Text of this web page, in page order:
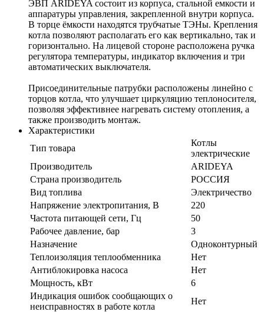
ЭВП ARIDEYA состоит из корпуса, стальной емкости и
аппаратуры управления, закрепленной внутри корпуса.
В торце ёмкости находятся трубчатые ТЭНы. Крепления
котла позволяют располагать его как вертикально, так и
горизонтально. На лицевой стороне расположена ручка
регулятора температуры, индикатор включения и три
автоматических выключателя.
Присоединительные патрубки расположены линейно с
торцов котла, что улучшает циркуляцию теплоносителя,
позволяя эффективнее нагревать систему отопления, а
также производить монтаж.
Характеристики
Тип товара
Котлы
электрические
Производитель
ARIDEYA
Страна производитель
РОССИЯ
Вид топлива
Электричество
Напряжение электропитания, В
220
Частота питающей сети, Гц
50
Рабочее давление, бар
3
Назначение
Одноконтурный
Теплоизоляция теплообменника
Нет
Антиблокировка насоса
Нет
Мощность, кВт
6
Индикация ошибок сообщающих о
неисправностях в работе котла
Нет